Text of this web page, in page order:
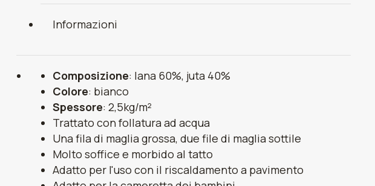
Informazioni
Composizione: lana 60%, juta 40%
Colore: bianco
Spessore: 2,5kg/m²
Trattato con follatura ad acqua
Una fila di maglia grossa, due file di maglia sottile
Molto soffice e morbido al tatto
Adatto per l'uso con il riscaldamento a pavimento